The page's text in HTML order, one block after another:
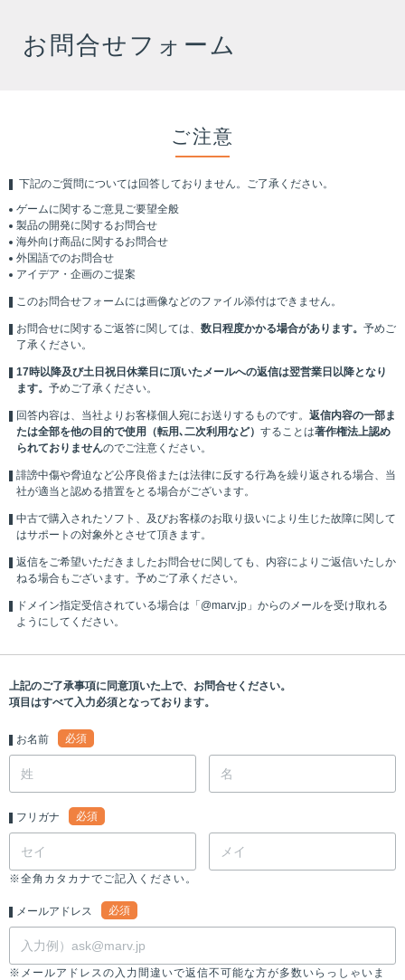
お問合せフォーム
ご注意
下記のご質問については回答しておりません。ご了承ください。
ゲームに関するご意見ご要望全般
製品の開発に関するお問合せ
海外向け商品に関するお問合せ
外国語でのお問合せ
アイデア・企画のご提案
このお問合せフォームには画像などのファイル添付はできません。
お問合せに関するご返答に関しては、 数日程度かかる場合があります。 予めご
了承ください。
17時以降及び土日祝日休業日に頂いたメールへの返信は翌営業日以降となり
ます。 予めご了承ください。
回答内容は、当社よりお客様個人宛にお送りするものです。 返信内容の一部ま
たは全部を他の目的で使用（転用､二次利用など） することは著作権法上認め
られておりませんのでご注意ください。
誹謗中傷や脅迫など公序良俗または法律に反する行為を繰り返される場合、当
社が適当と認める措置をとる場合がございます。
中古で購入されたソフト、及びお客様のお取り扱いにより生じた故障に関して
はサポートの対象外とさせて頂きます。
返信をご希望いただきましたお問合せに関しても、内容によりご返信いたしか
ねる場合もございます。予めご了承ください。
ドメイン指定受信されている場合は「@marv.jp」からのメールを受け取れる
ようにしてください。
上記のご了承事項に同意頂いた上で、お問合せください。
項目はすべて入力必須となっております。
お名前 必須
フリガナ 必須
※全角カタカナでご記入ください。
メールアドレス 必須
※メールアドレスの入力間違いで返信不可能な方が多数いらっしゃいま